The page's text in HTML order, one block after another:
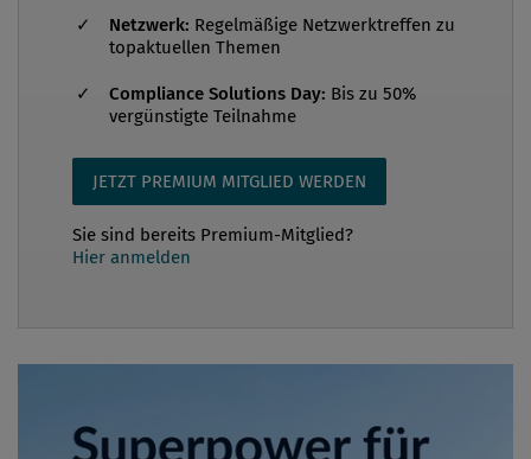
Netzwerk: Regelmäßige Netzwerktreffen zu
topaktuellen Themen
Compliance Solutions Day: Bis zu 50%
vergünstigte Teilnahme
JETZT PREMIUM MITGLIED WERDEN
Sie sind bereits Premium-Mitglied?
Hier anmelden